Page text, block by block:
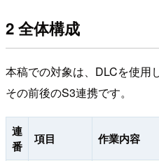
2 全体構成
本稿での対象は、DLCを使用
その前後のS3連携です。
連
番
項目 作業内容